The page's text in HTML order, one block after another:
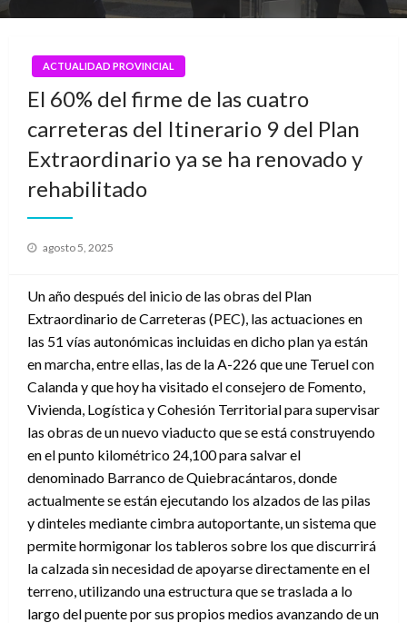
ACTUALIDAD PROVINCIAL
El 60% del firme de las cuatro
carreteras del Itinerario 9 del Plan
Extraordinario ya se ha renovado y
rehabilitado
Publicado
agosto 5, 2025
Un año después del inicio de las obras del Plan
Extraordinario de Carreteras (PEC), las actuaciones en
las 51 vías autonómicas incluidas en dicho plan ya están
en marcha, entre ellas, las de la A-226 que une Teruel con
Calanda y que hoy ha visitado el consejero de Fomento,
Vivienda, Logística y Cohesión Territorial para supervisar
las obras de un nuevo viaducto que se está construyendo
en el punto kilométrico 24,100 para salvar el
denominado Barranco de Quiebracántaros, donde
actualmente se están ejecutando los alzados de las pilas
y dinteles mediante cimbra autoportante, un sistema que
permite hormigonar los tableros sobre los que discurrirá
la calzada sin necesidad de apoyarse directamente en el
terreno, utilizando una estructura que se traslada a lo
largo del puente por sus propios medios avanzando de un